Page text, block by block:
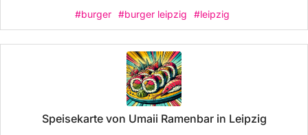
#burger #burger leipzig #leipzig
Speisekarte von Umaii Ramenbar in Leipzig